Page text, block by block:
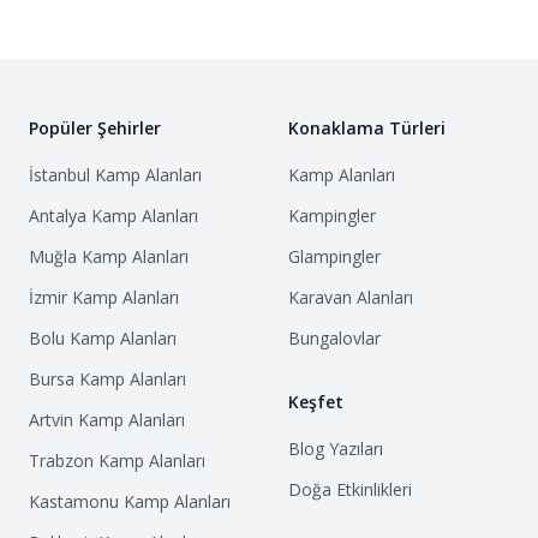
Parkın eşsiz lagün ekosistemi ve deniz
fotoğrafçılığı ve kuş gözlemciliği için burayı
vazgeçilmez bir nokta haline getiriyor.
Parka gelenler, modern yaşamın gürültüsünden ve
kalabalığından uzakta, doğa ile iç içe, huzurlu ve
Geniş ve bozulmamış doğal alanlar, ziyaretçilere
ferah bir nefes alma ve zihinlerini dinlendirme imkanı
sunuyor. Bu yönüyle Yumurtalık Lagünü, dinlenmek
ve yenilenmek isteyenler için ideal bir kaçış noktası
olarak değerlendiriliyor.
Popüler Şehirler
İstanbul Kamp Alanları
Antalya Kamp Alanları
Muğla Kamp Alanları
İzmir Kamp Alanları
Bolu Kamp Alanları
Bursa Kamp Alanları
Artvin Kamp Alanları
Trabzon Kamp Alanları
Kastamonu Kamp Alanları
Konaklama Türleri
Kamp Alanları
Kampingler
Glampingler
Karavan Alanları
Bungalovlar
Keşfet
Blog Yazıları
Doğa Etkinlikleri